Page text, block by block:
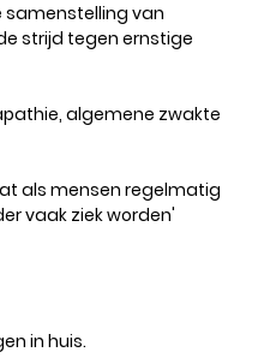
samenstelling van
strijd tegen ernstige
algemene zwakte
als mensen regelmatig
vaak ziek worden'
in huis.